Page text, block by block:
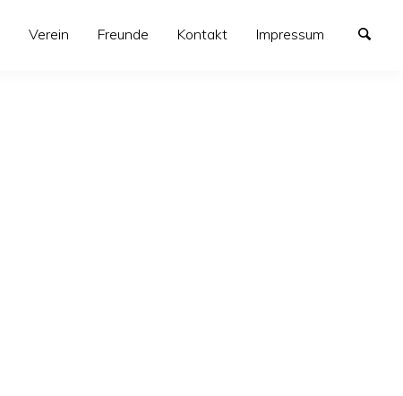
Verein Freunde Kontakt Impressum